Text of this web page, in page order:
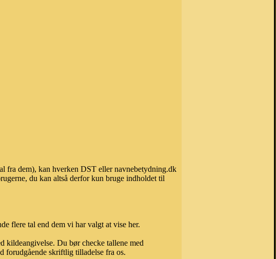
fra dem), kan hverken DST eller navnebetydning.dk
du kan altså derfor kun bruge indholdet til
flere tal end dem vi har valgt at vise her.
kildeangivelse. Du bør checke tallene med
forudgående skriftlig tilladelse fra os.